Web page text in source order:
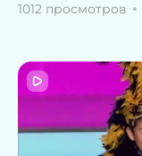
1012 просмотров